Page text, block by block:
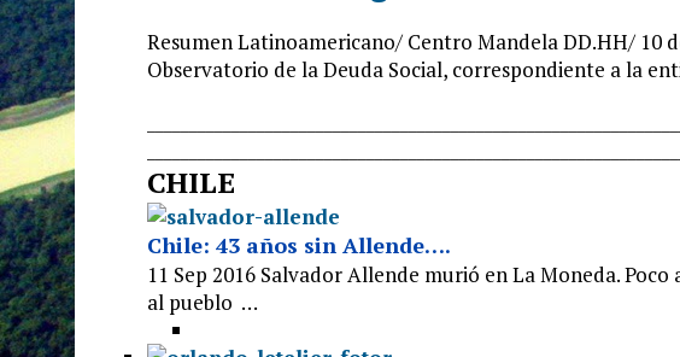
Resumen Latinoamericano/ Centro Mandela DD.HH/ 10
Observatorio de la Deuda Social, correspondiente a la
CHILE
Chile: 43 años sin Allende….
11 Sep 2016 Salvador Allende murió en La Moneda.
al pueblo …